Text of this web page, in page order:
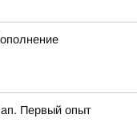
Первый опыт